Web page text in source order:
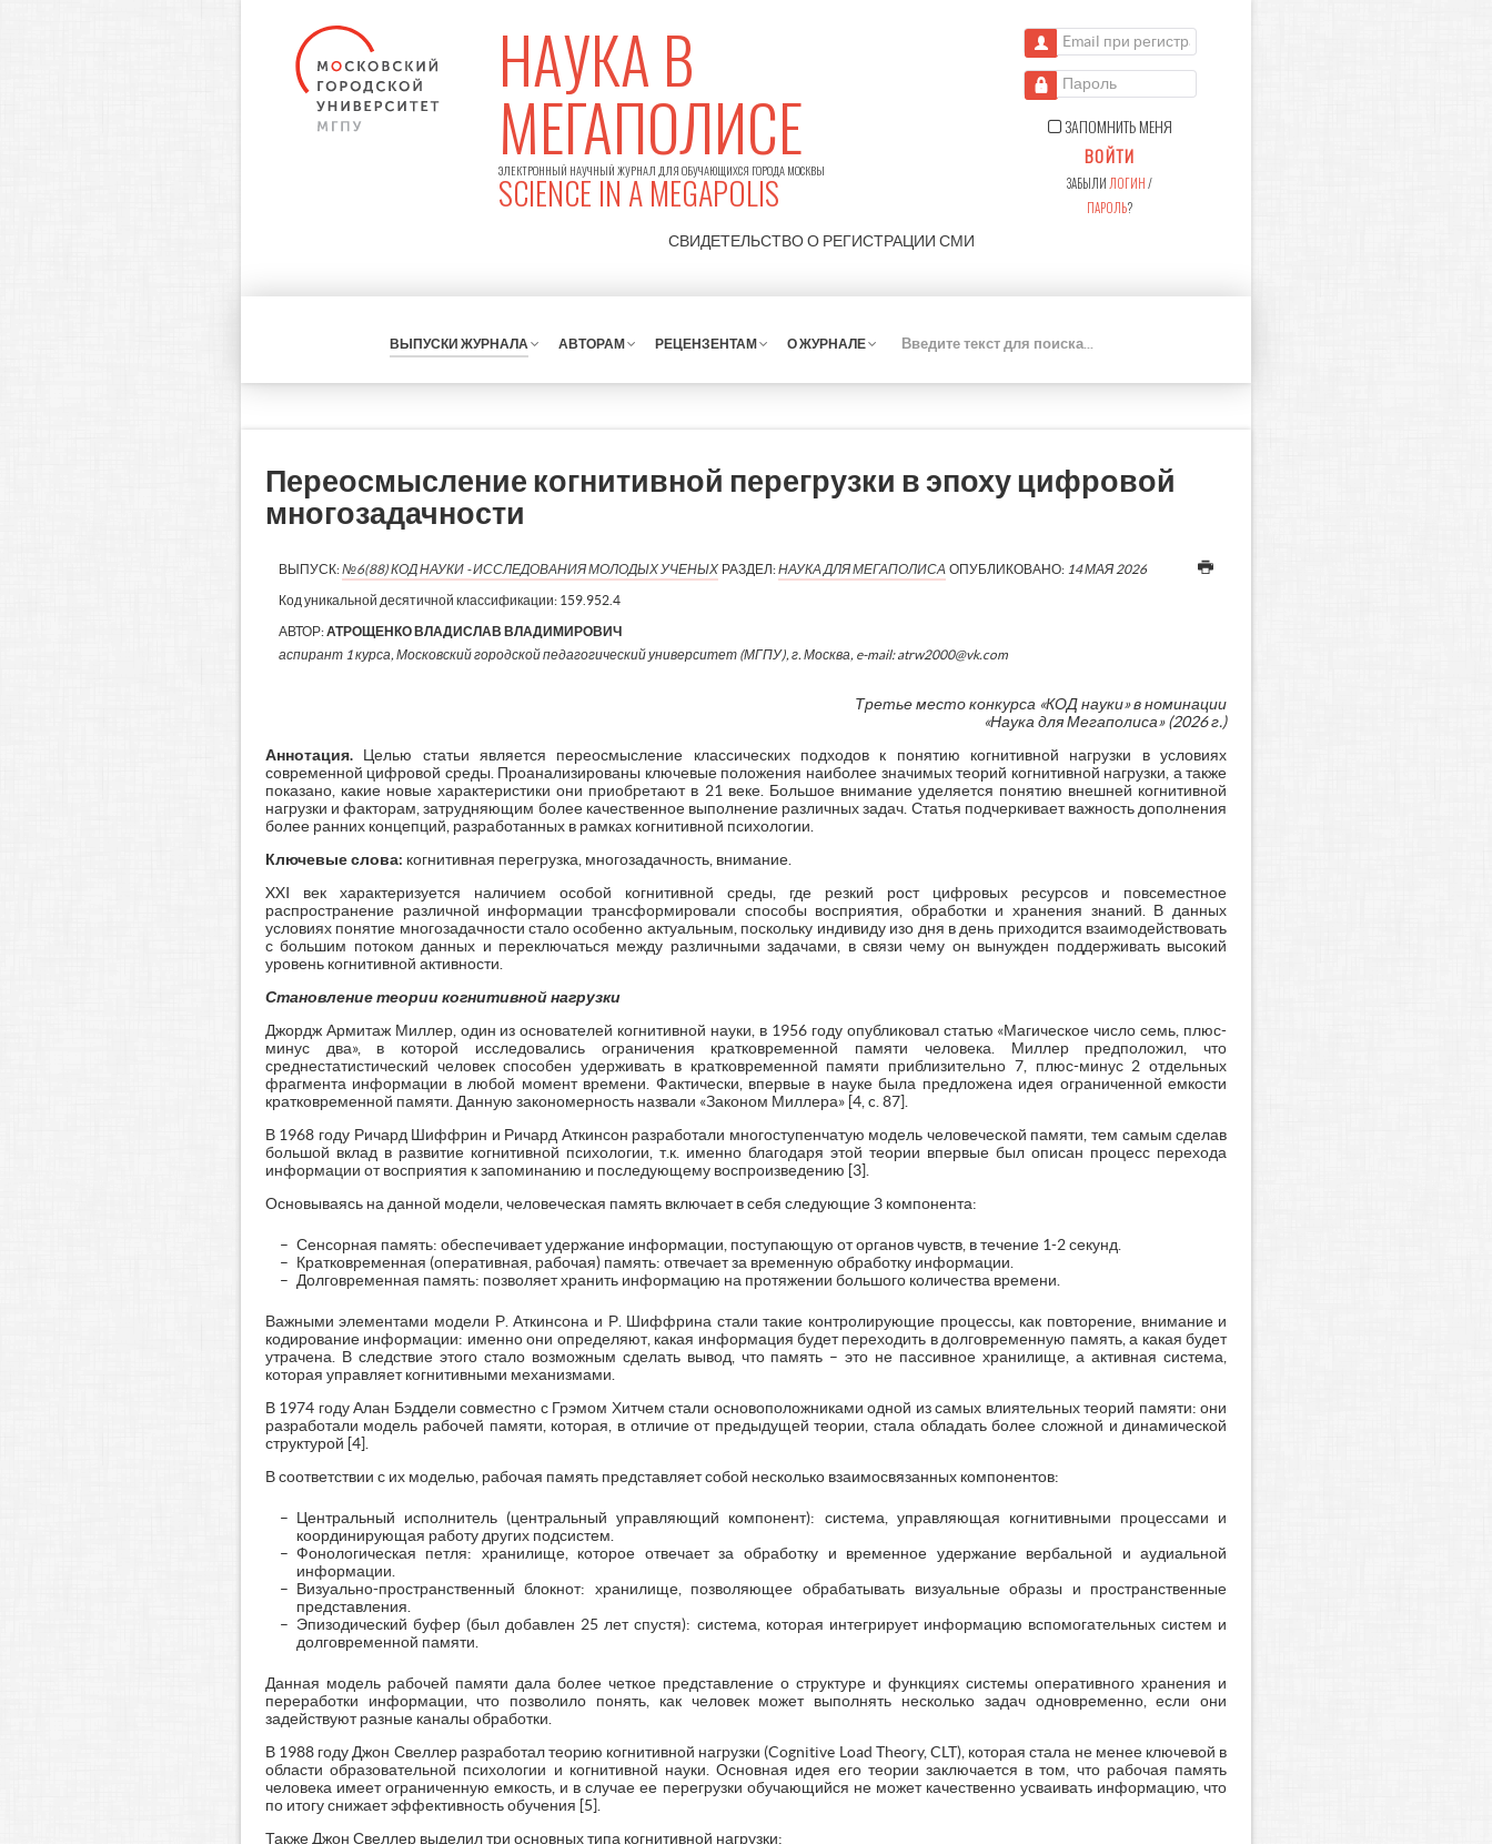
НАУКА В
МЕГАПОЛИСЕ
ЭЛЕКТРОННЫЙ НАУЧНЫЙ ЖУРНАЛ ДЛЯ ОБУЧАЮЩИХСЯ ГОРОДА МОСКВЫ
SCIENCE IN A MEGAPOLIS
СВИДЕТЕЛЬСТВО О РЕГИСТРАЦИИ СМИ
Email при регистрации
Пароль
ЗАПОМНИТЬ МЕНЯ
ВОЙТИ
ЗАБЫЛИ ЛОГИН/
ПАРОЛЬ?
ВЫПУСКИ ЖУРНАЛА АВТОРАМ РЕЦЕНЗЕНТАМ О ЖУРНАЛЕ
К
Переосмысление когнитивной перегрузки в эпоху цифровой
многозадачности
ВЫПУСК:№6(88) КОД НАУКИ - ИССЛЕДОВАНИЯ МОЛОДЫХ УЧЕНЫХ РАЗДЕЛ:НАУКА ДЛЯ МЕГАПОЛИСА ОПУБЛИКОВАНО: 14 МАЯ 2026
Код уникальной десятичной классификации: 159.952.4
АВТОР:АТРОЩЕНКО ВЛАДИСЛАВ ВЛАДИМИРОВИЧ
аспирант 1 курса, Московский городской педагогический университет (МГПУ), г. Москва, e-mail: atrw2000@vk.com
Третье место конкурса «КОД науки» в номинации
«Наука для Мегаполиса» (2026 г.)
Аннотация. Целью статьи является переосмысление классических подходов к понятию когнитивной нагрузки в условиях
современной цифровой среды. Проанализированы ключевые положения наиболее значимых теорий когнитивной нагрузки, а также
показано, какие новые характеристики они приобретают в 21 веке. Большое внимание уделяется понятию внешней когнитивной
нагрузки и факторам, затрудняющим более качественное выполнение различных задач. Статья подчеркивает важность дополнения
более ранних концепций, разработанных в рамках когнитивной психологии.
Ключевые слова: когнитивная перегрузка, многозадачность, внимание.
XXI век характеризуется наличием особой когнитивной среды, где резкий рост цифровых ресурсов и повсеместное
распространение различной информации трансформировали способы восприятия, обработки и хранения знаний. В данных
условиях понятие многозадачности стало особенно актуальным, поскольку индивиду изо дня в день приходится взаимодействовать
с большим потоком данных и переключаться между различными задачами, в связи чему он вынужден поддерживать высокий
уровень когнитивной активности.
Становление теории когнитивной нагрузки
Джордж Армитаж Миллер, один из основателей когнитивной науки, в 1956 году опубликовал статью «Магическое число семь, плюс-
минус два», в которой исследовались ограничения кратковременной памяти человека. Миллер предположил, что
среднестатистический человек способен удерживать в кратковременной памяти приблизительно 7, плюс-минус 2 отдельных
фрагмента информации в любой момент времени. Фактически, впервые в науке была предложена идея ограниченной емкости
кратковременной памяти. Данную закономерность назвали «Законом Миллера» [4, c. 87].
В 1968 году Ричард Шиффрин и Ричард Аткинсон разработали многоступенчатую модель человеческой памяти, тем самым сделав
большой вклад в развитие когнитивной психологии, т.к. именно благодаря этой теории впервые был описан процесс перехода
информации от восприятия к запоминанию и последующему воспроизведению [3].
Основываясь на данной модели, человеческая память включает в себя следующие 3 компонента:
Сенсорная память: обеспечивает удержание информации, поступающую от органов чувств, в течение 1-2 секунд.
Кратковременная (оперативная, рабочая) память: отвечает за временную обработку информации.
Долговременная память: позволяет хранить информацию на протяжении большого количества времени.
Важными элементами модели Р. Аткинсона и Р. Шиффрина стали такие контролирующие процессы, как повторение, внимание и
кодирование информации: именно они определяют, какая информация будет переходить в долговременную память, а какая будет
утрачена. В следствие этого стало возможным сделать вывод, что память – это не пассивное хранилище, а активная система,
которая управляет когнитивными механизмами.
В 1974 году Алан Бэддели совместно с Грэмом Хитчем стали основоположниками одной из самых влиятельных теорий памяти: они
разработали модель рабочей памяти, которая, в отличие от предыдущей теории, стала обладать более сложной и динамической
структурой [4].
В соответствии с их моделью, рабочая память представляет собой несколько взаимосвязанных компонентов:
Центральный исполнитель (центральный управляющий компонент): система, управляющая когнитивными процессами и
координирующая работу других подсистем.
Фонологическая петля: хранилище, которое отвечает за обработку и временное удержание вербальной и аудиальной
информации.
Визуально-пространственный блокнот: хранилище, позволяющее обрабатывать визуальные образы и пространственные
представления.
Эпизодический буфер (был добавлен 25 лет спустя): система, которая интегрирует информацию вспомогательных систем и
долговременной памяти.
Данная модель рабочей памяти дала более четкое представление о структуре и функциях системы оперативного хранения и
переработки информации, что позволило понять, как человек может выполнять несколько задач одновременно, если они
задействуют разные каналы обработки.
В 1988 году Джон Свеллер разработал теорию когнитивной нагрузки (Cognitive Load Theory, CLT), которая стала не менее ключевой в
области образовательной психологии и когнитивной науки. Основная идея его теории заключается в том, что рабочая память
человека имеет ограниченную емкость, и в случае ее перегрузки обучающийся не может качественно усваивать информацию, что
по итогу снижает эффективность обучения [5].
Также Джон Свеллер выделил три основных типа когнитивной нагрузки: